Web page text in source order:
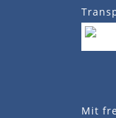
Mit